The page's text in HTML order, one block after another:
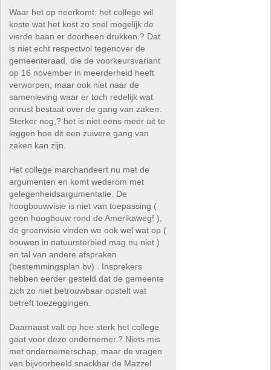
Waar het op neerkomt: het college wil
koste wat het kost zo snel mogelijk de
vierde baan er doorheen drukken.? Dat
is niet echt respectvol tegenover de
gemeenteraad, die de voorkeursvariant
op 16 november in meerderheid heeft
verworpen, maar ook niet naar de
samenleving waar er toch redelijk wat
onrust bestaat over de gang van zaken.
Sterker nog,? het is niet eens meer uit te
leggen hoe dit een zuivere gang van
zaken kan zijn.
Het college marchandeert nu met de
argumenten en komt wederom met
gelegenheidsargumentatie. De
hoogbouwvisie is niet van toepassing (
geen hoogbouw rond de Amerikaweg! ),
de groenvisie vinden we ook wel wat op (
bouwen in natuursterbied mag nu niet )
en tal van andere afspraken
(bestemmingsplan bv) . Insprekers
hebben eerder gesteld dat de gemeente
zich zo niet betrouwbaar opstelt wat
betreft toezeggingen.
Daarnaast valt op hoe sterk het college
gaat voor deze ondernemer.? Niets mis
met ondernemerschap, maar de vragen
van bijvoorbeeld snackbar de Mazzel